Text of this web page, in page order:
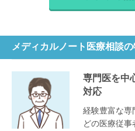
メディカルノート医療相談
専門医を中
対応
経験豊富な専
どの医療従事